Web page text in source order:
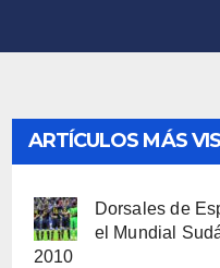
ARTÍCULOS MÁS
Dorsales de
el Mundial
2010